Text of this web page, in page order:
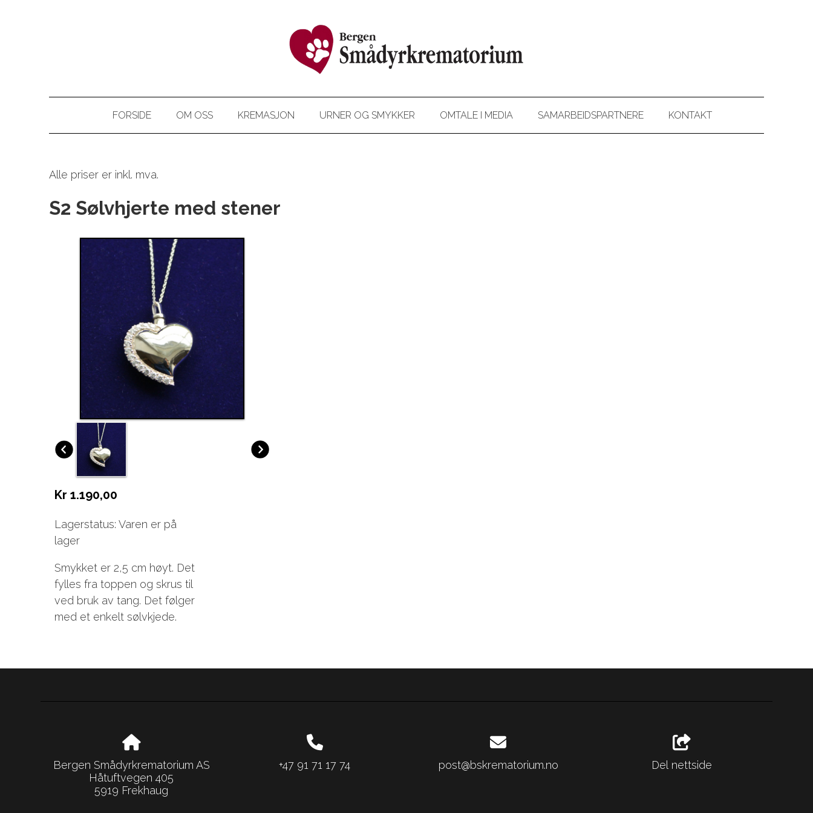
FORSIDE OM OSS KREMASJON URNER OG SMYKKER OMTALE I MEDIA SAMARBEIDSPARTNERE KONTAKT
Alle priser er inkl. mva.
S2 Sølvhjerte med stener
Kr 1.190,00
Lagerstatus: Varen er på
lager
Smykket er 2,5 cm høyt. Det
fylles fra toppen og skrus til
ved bruk av tang. Det følger
med et enkelt sølvkjede.
Bergen Smådyrkrematorium AS
Håtuftvegen 405
5919 Frekhaug
+47 91 71 17 74 post@bskrematorium.no Del nettside